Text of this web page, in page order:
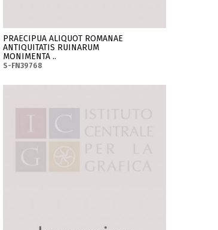
PRAECIPUA ALIQUOT ROMANAE
ANTIQUITATIS RUINARUM
MONIMENTA ..
S-FN39768